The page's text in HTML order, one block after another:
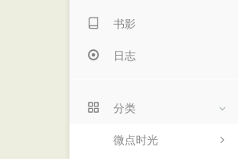
书影
日志
分类
微点时光